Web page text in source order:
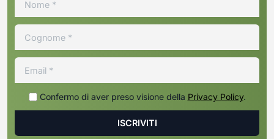
Confermo di aver preso visione della Privacy Policy.